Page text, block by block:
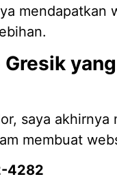
mendapatkan
saya akhirnya
membuat
4282